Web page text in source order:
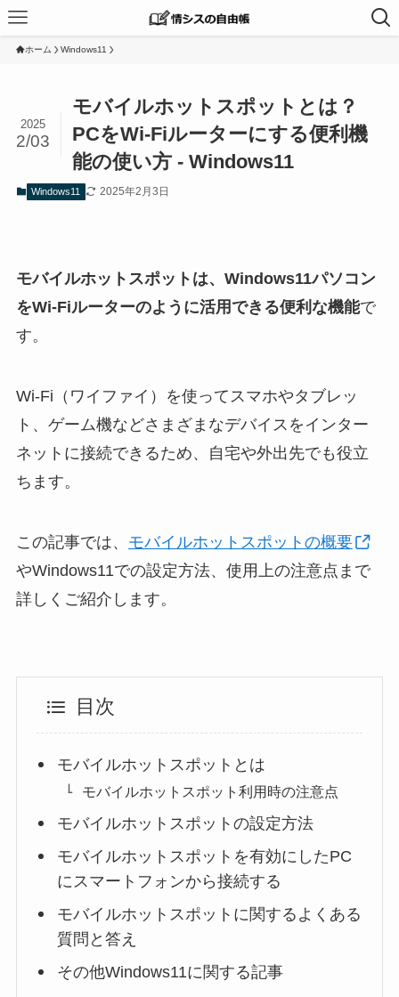
ホーム Windows11
モバイルホットスポットとは？
PCをWi-Fiルーターにする便利機
能の使い方 - Windows11
2025
2/03
Windows11 2025年2月3日
モバイルホットスポットは、Windows11パソコン
をWi-Fiルーターのように活用できる便利な機能で
す。
Wi-Fi（ワイファイ）を使ってスマホやタブレッ
ト、ゲーム機などさまざまなデバイスをインター
ネットに接続できるため、自宅や外出先でも役立
ちます。
この記事では、 モバイルホットスポットの概要
やWindows11での設定方法、使用上の注意点まで
詳しくご紹介します。
目次
モバイルホットスポットとは
モバイルホットスポット利用時の注意点
モバイルホットスポットの設定方法
モバイルホットスポットを有効にしたPC
にスマートフォンから接続する
モバイルホットスポットに関するよくある
質問と答え
その他Windows11に関する記事